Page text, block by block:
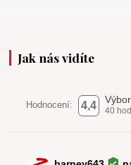
Jak nás vidíte